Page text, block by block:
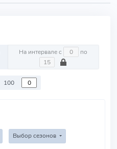
На интервале с по
100
Выбор сезонов